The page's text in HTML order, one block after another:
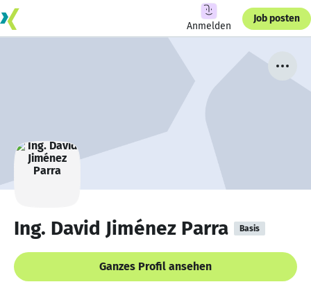
Anmelden
Job posten
Ing. David Jiménez Parra Basis
Ganzes Profil ansehen